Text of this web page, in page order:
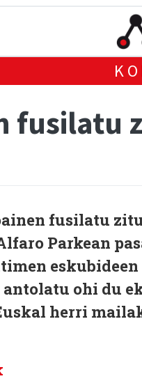
fusilatu
fusilatu
Parkean
ohi du
herri